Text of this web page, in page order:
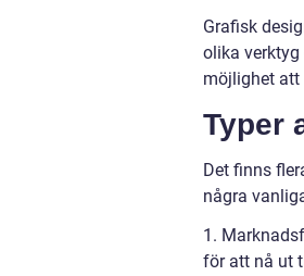
Grafisk
olika verktyg
möjlighet att
Typer
Det finns
några
1.
för att nå ut